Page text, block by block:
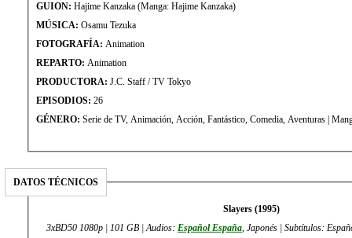
GUION: Hajime Kanzaka (Manga: Hajime Kanzaka)
MÚSICA: Osamu Tezuka
FOTOGRAFÍA: Animation
REPARTO: Animation
PRODUCTORA: J.C. Staff / TV Tokyo
EPISODIOS: 26
GÉNERO:
Serie de TV, Animación,
DATOS TÉCNICOS
Slayers (1995)
3xBD50 1080p | 101 GB | Audios: Español España, Japonés | Subtítulos: